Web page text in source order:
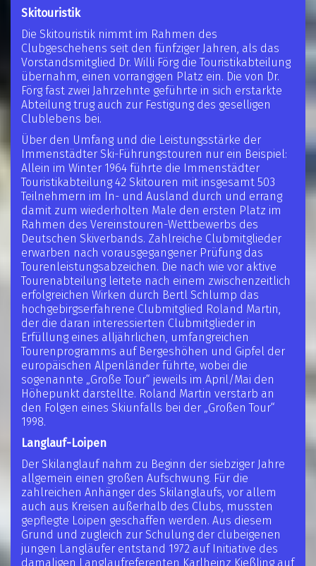
Skitouristik
Die Skitouristik nimmt im Rahmen des
Clubgeschehens seit den fünfziger Jahren, als das
Vorstandsmitglied Dr. Willi Förg die Touristikabteilung
übernahm, einen vorrangigen Platz ein. Die von Dr.
Förg fast zwei Jahrzehnte geführte in sich erstarkte
Abteilung trug auch zur Festigung des geselligen
Clublebens bei.
Über den Umfang und die Leistungsstärke der
Immenstädter Ski-Führungstouren nur ein Beispiel:
Allein im Winter 1964 führte die Immenstädter
Touristikabteilung 42 Skitouren mit insgesamt 503
Teilnehmern im In- und Ausland durch und errang
damit zum wiederholten Male den ersten Platz im
Rahmen des Vereinstouren-Wettbewerbs des
Deutschen Skiverbands. Zahlreiche Clubmitglieder
erwarben nach vorausgegangener Prüfung das
Tourenleistungsabzeichen. Die nach wie vor aktive
Tourenabteilung leitete nach einem zwischenzeitlich
erfolgreichen Wirken durch Bertl Schlump das
hochgebirgserfahrene Clubmitglied Roland Martin,
der die daran interessierten Clubmitglieder in
Erfüllung eines alljährlichen, umfangreichen
Tourenprogramms auf Bergeshöhen und Gipfel der
europäischen Alpenländer führte, wobei die
sogenannte „Große Tour“ jeweils im April/Mai den
Höhepunkt darstellte. Roland Martin verstarb an
den Folgen eines Skiunfalls bei der „Großen Tour“
1998.
Langlauf-Loipen
Der Skilanglauf nahm zu Beginn der siebziger Jahre
allgemein einen großen Aufschwung. Für die
zahlreichen Anhänger des Skilanglaufs, vor allem
auch aus Kreisen außerhalb des Clubs, mussten
gepflegte Loipen geschaffen werden. Aus diesem
Grund und zugleich zur Schulung der clubeigenen
jungen Langläufer entstand 1972 auf Initiative des
damaligen Langlaufreferenten Karlheinz Kießling auf